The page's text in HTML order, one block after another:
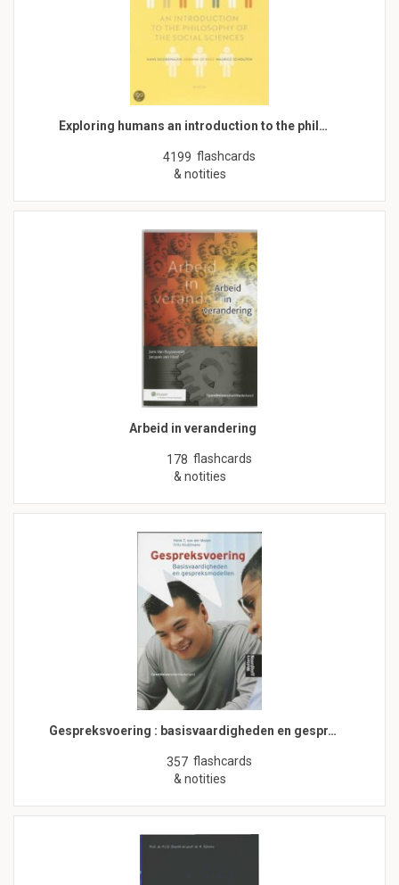
Exploring humans an introduction to the phil…
4199 flashcards
& notities
Arbeid in verandering
178 flashcards
& notities
Gespreksvoering : basisvaardigheden en gespr…
357 flashcards
& notities